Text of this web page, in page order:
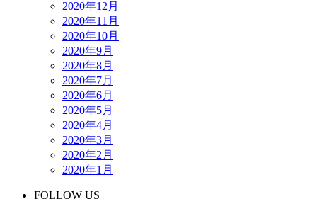
2020年12月
2020年11月
2020年10月
2020年9月
2020年8月
2020年7月
2020年6月
2020年5月
2020年4月
2020年3月
2020年2月
2020年1月
FOLLOW US